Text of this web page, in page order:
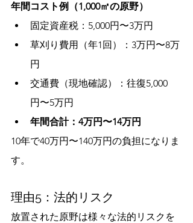
年間コスト例（1,000㎡の原野）
固定資産税：5,000円〜3万円
草刈り費用（年1回）：3万円〜8万
円
交通費（現地確認）：往復5,000
円〜5万円
年間合計：4万円〜14万円
10年で40万円〜140万円の負担になりま
す。
理由5：法的リスク
放置された原野は様々な法的リスクを